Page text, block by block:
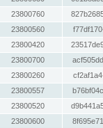
23800760
23800560
23800420
23800700
23800260
23800557
23800520
23800600